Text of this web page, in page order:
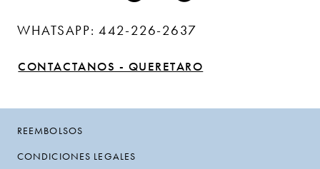
WHATSAPP: 442-226-2637
CONTACTANOS - QUERETARO
REEMBOLSOS
CONDICIONES LEGALES